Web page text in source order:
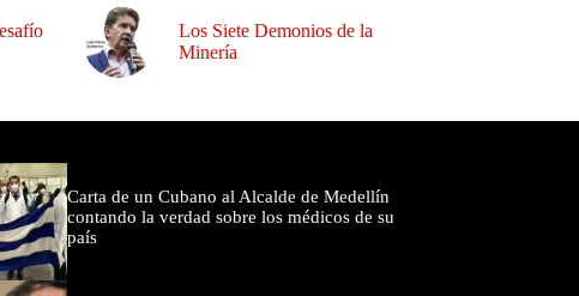
Los Siete Demonios de la
Minería
Carta de un Cubano al Alcalde de Medellín
contando la verdad sobre los médicos de su
país